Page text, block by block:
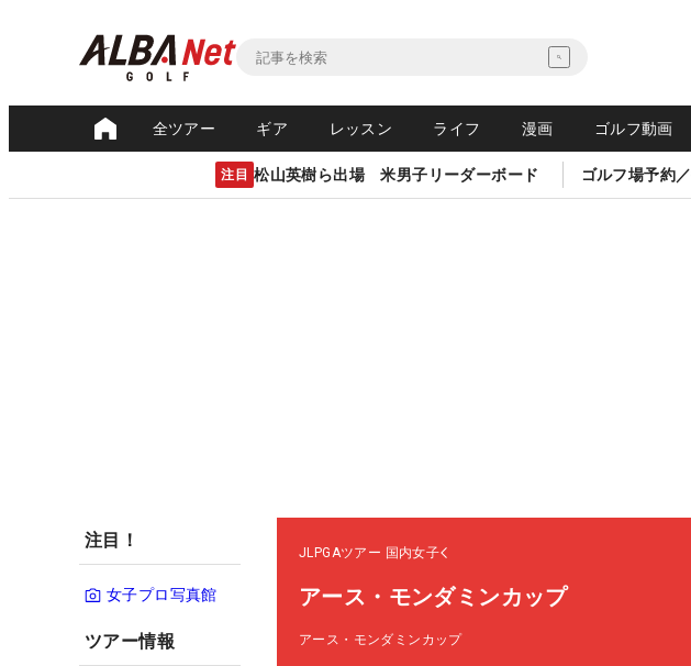
全ツアー ギア レッスン ライフ 漫画 ゴルフ動画
注目 松山英樹ら出場 米男子リーダーボード ゴルフ場予約
注目！
女子プロ写真館
ツアー情報
JLPGAツアー 国内女子
アース・モンダミンカップ
アース・モンダミンカップ